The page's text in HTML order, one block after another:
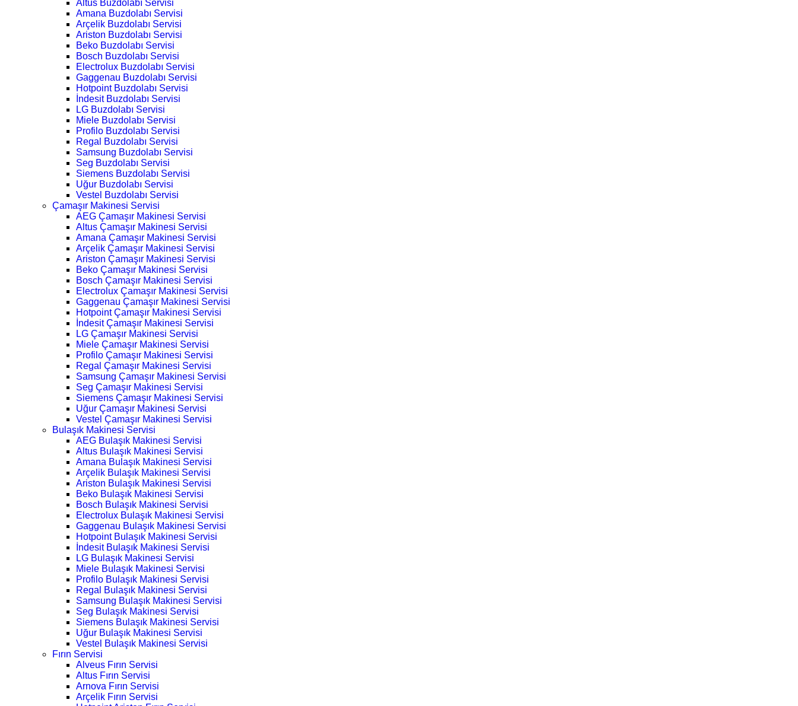
Altus Buzdolabı Servisi
Amana Buzdolabı Servisi
Arçelik Buzdolabı Servisi
Ariston Buzdolabı Servisi
Beko Buzdolabı Servisi
Bosch Buzdolabı Servisi
Electrolux Buzdolabı Servisi
Gaggenau Buzdolabı Servisi
Hotpoint Buzdolabı Servisi
İndesit Buzdolabı Servisi
LG Buzdolabı Servisi
Miele Buzdolabı Servisi
Profilo Buzdolabı Servisi
Regal Buzdolabı Servisi
Samsung Buzdolabı Servisi
Seg Buzdolabı Servisi
Siemens Buzdolabı Servisi
Uğur Buzdolabı Servisi
Vestel Buzdolabı Servisi
Çamaşır Makinesi Servisi
AEG Çamaşır Makinesi Servisi
Altus Çamaşır Makinesi Servisi
Amana Çamaşır Makinesi Servisi
Arçelik Çamaşır Makinesi Servisi
Ariston Çamaşır Makinesi Servisi
Beko Çamaşır Makinesi Servisi
Bosch Çamaşır Makinesi Servisi
Electrolux Çamaşır Makinesi Servisi
Gaggenau Çamaşır Makinesi Servisi
Hotpoint Çamaşır Makinesi Servisi
İndesit Çamaşır Makinesi Servisi
LG Çamaşır Makinesi Servisi
Miele Çamaşır Makinesi Servisi
Profilo Çamaşır Makinesi Servisi
Regal Çamaşır Makinesi Servisi
Samsung Çamaşır Makinesi Servisi
Seg Çamaşır Makinesi Servisi
Siemens Çamaşır Makinesi Servisi
Uğur Çamaşır Makinesi Servisi
Vestel Çamaşır Makinesi Servisi
Bulaşık Makinesi Servisi
AEG Bulaşık Makinesi Servisi
Altus Bulaşık Makinesi Servisi
Amana Bulaşık Makinesi Servisi
Arçelik Bulaşık Makinesi Servisi
Ariston Bulaşık Makinesi Servisi
Beko Bulaşık Makinesi Servisi
Bosch Bulaşık Makinesi Servisi
Electrolux Bulaşık Makinesi Servisi
Gaggenau Bulaşık Makinesi Servisi
Hotpoint Bulaşık Makinesi Servisi
İndesit Bulaşık Makinesi Servisi
LG Bulaşık Makinesi Servisi
Miele Bulaşık Makinesi Servisi
Profilo Bulaşık Makinesi Servisi
Regal Bulaşık Makinesi Servisi
Samsung Bulaşık Makinesi Servisi
Seg Bulaşık Makinesi Servisi
Siemens Bulaşık Makinesi Servisi
Uğur Bulaşık Makinesi Servisi
Vestel Bulaşık Makinesi Servisi
Fırın Servisi
Alveus Fırın Servisi
Altus Fırın Servisi
Arnova Fırın Servisi
Arçelik Fırın Servisi